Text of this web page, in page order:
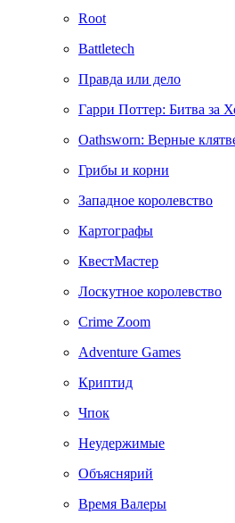
Root
Battletech
Правда или дело
Гарри Поттер: Битва за
Oathsworn: Верные
Грибы и корни
Западное королевство
Картографы
КвестМастер
Лоскутное королевство
Crime Zoom
Adventure Games
Криптид
Чпок
Неудержимые
Объяснярий
Время Валеры